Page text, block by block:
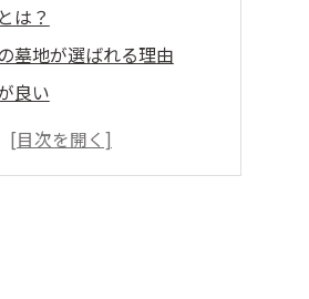
は？
墓地が選ばれる理由
良い
している